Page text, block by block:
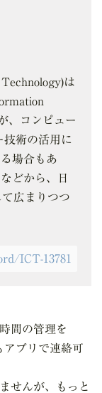
は
、コンピュー
術の活用に
場合もあ
どから、日
広まりつつ
ICT-13781
間の管理を
アプリで連絡可
せんが、もっと